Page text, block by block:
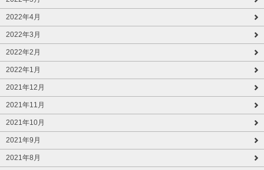
2022年4月
2022年3月
2022年2月
2022年1月
2021年12月
2021年11月
2021年10月
2021年9月
2021年8月